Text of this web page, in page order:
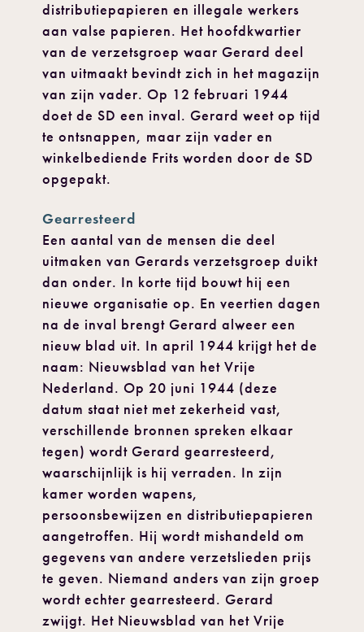
distributiepapieren en illegale werkers
aan valse papieren. Het hoofdkwartier
van de verzetsgroep waar Gerard deel
van uitmaakt bevindt zich in het magazijn
van zijn vader. Op 12 februari 1944
doet de SD een inval. Gerard weet op tijd
te ontsnappen, maar zijn vader en
winkelbediende Frits worden door de SD
opgepakt.
Gearresteerd
Een aantal van de mensen die deel
uitmaken van Gerards verzetsgroep duikt
dan onder. In korte tijd bouwt hij een
nieuwe organisatie op. En veertien dagen
na de inval brengt Gerard alweer een
nieuw blad uit. In april 1944 krijgt het de
naam: Nieuwsblad van het Vrije
Nederland. Op 20 juni 1944 (deze
datum staat niet met zekerheid vast,
verschillende bronnen spreken elkaar
tegen) wordt Gerard gearresteerd,
waarschijnlijk is hij verraden. In zijn
kamer worden wapens,
persoonsbewijzen en distributiepapieren
aangetroffen. Hij wordt mishandeld om
gegevens van andere verzetslieden prijs
te geven. Niemand anders van zijn groep
wordt echter gearresteerd. Gerard
zwijgt. Het Nieuwsblad van het Vrije